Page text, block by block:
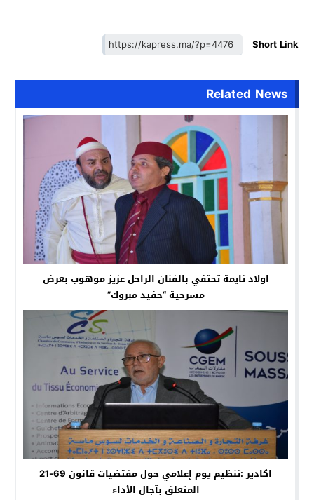
Short Link
Related News
اولاد تايمة تحتفي بالفنان الراحل عزيز موهوب بعرض
مسرحية “حفيد مبروك”
اكادير :تنظيم يوم إعلامي حول مقتضيات قانون 69-21
المتعلق بآجال الأداء